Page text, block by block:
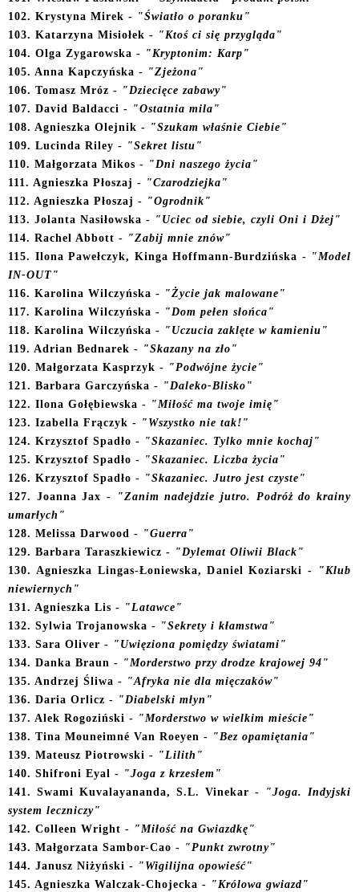
102. Krystyna Mirek - "Światło o poranku"
103. Katarzyna Misiołek - "Ktoś ci się przygląda"
104. Olga Zygarowska - "Kryptonim: Karp"
105. Anna Kapczyńska - "Zjeżona"
106. Tomasz Mróz - "Dziecięce zabawy"
107. David Baldacci - "Ostatnia mila"
108. Agnieszka Olejnik - "Szukam właśnie Ciebie"
109. Lucinda Riley - "Sekret listu"
110. Małgorzata Mikos - "Dni naszego życia"
111. Agnieszka Płoszaj - "Czarodziejka"
112. Agnieszka Płoszaj - "Ogrodnik"
113. Jolanta Nasiłowska - "Uciec od siebie, czyli Oni i Dżej"
114. Rachel Abbott - "Zabij mnie znów"
115. Ilona Pawełczyk, Kinga Hoffmann-Burdzińska - "Model
IN-OUT"
116. Karolina Wilczyńska - "Życie jak malowane"
117. Karolina Wilczyńska - "Dom pełen słońca"
118. Karolina Wilczyńska - "Uczucia zaklęte w kamieniu"
119. Adrian Bednarek - "Skazany na zło"
120. Małgorzata Kasprzyk - "Podwójne życie"
121. Barbara Garczyńska - "Daleko-Blisko"
122. Ilona Gołębiewska - "Miłość ma twoje imię"
123. Izabella Frączyk - "Wszystko nie tak!"
124. Krzysztof Spadło - "Skazaniec. Tylko mnie kochaj"
125. Krzysztof Spadło - "Skazaniec. Liczba życia"
126. Krzysztof Spadło - "Skazaniec. Jutro jest czyste"
127. Joanna Jax -
"Zanim nadejdzie jutro. Podróż do krainy
umarłych"
128. Melissa Darwood - "Guerra"
129. Barbara Taraszkiewicz - "Dylemat Oliwii Black"
130. Agnieszka Lingas-Łoniewska, Daniel Koziarski -
"Klub
niewiernych"
131. Agnieszka Lis - "Latawce"
132. Sylwia Trojanowska - "Sekrety i kłamstwa"
133. Sara Oliver - "Uwięziona pomiędzy światami"
134. Danka Braun - "Morderstwo przy drodze krajowej 94"
135. Andrzej Śliwa - "Afryka nie dla mięczaków"
136. Daria Orlicz - "Diabelski młyn"
137. Alek Rogoziński - "Morderstwo w wielkim mieście"
138. Tina Mouneimné Van Roeyen - "Bez opamiętania"
139. Mateusz Piotrowski - "Lilith"
140. Shifroni Eyal - "Joga z krzesłem"
141. Swami Kuvalayananda, S.L. Vinekar -
"Joga. Indyjski
system leczniczy"
142. Colleen Wright - "Miłość na Gwiazdkę"
143. Małgorzata Sambor-Cao - "Punkt zwrotny"
144. Janusz Niżyński - "Wigilijna opowieść"
145. Agnieszka Walczak-Chojecka - "Królowa gwiazd"